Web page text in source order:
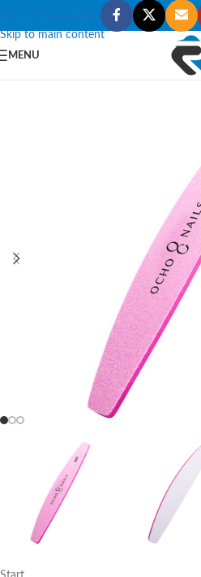
Skip to navigation
Skip to main content
MENU